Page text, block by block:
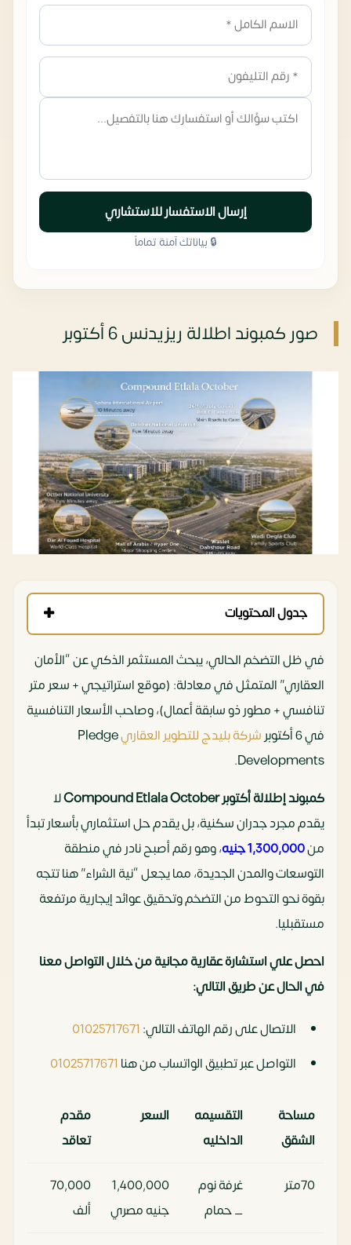
إرسال الاستفسار للاستشاري
🔒 بياناتك آمنة تماماً
صور كمبوند اطلالة ريزيدنس 6 أكتوبر
جدول المحتويات
في ظل التضخم الحالي، يبحث المستثمر الذكي عن “الأمان
العقاري” المتمثل في معادلة: (موقع استراتيجي + سعر متر
تنافسي + مطور ذو سابقة أعمال)، وصاحب الأسعار التنافسية
في 6 أكتوبر
شركة بليدج للتطوير العقاريPledge
Developments.
كمبوند إطلالة أكتوبر Compound Etlala October
لا
يقدم مجرد جدران سكنية، بل يقدم حل استثماري بأسعار تبدأ
من1,300,000 جنيه
، وهو رقم أصبح نادر في منطقة
التوسعات والمدن الجديدة، مما يجعل “نية الشراء” هنا تتجه
بقوة نحو التحوط من التضخم وتحقيق عوائد إيجارية مرتفعة
مستقبليا.
احصل علي استشارة عقارية مجانية من خلال التواصل معنا
في الحال عن طريق التالي:
الاتصال على رقم الهاتف التالي: 01025717671
التواصل عبر تطبيق الواتساب من هنا 01025717671
مساحة
الشقق
التقسيمه
الداخليه
السعر
مقدم
تعاقد
70متر
غرفة نوم
_ حمام
1,400,000
جنيه مصري
70,000
ألف